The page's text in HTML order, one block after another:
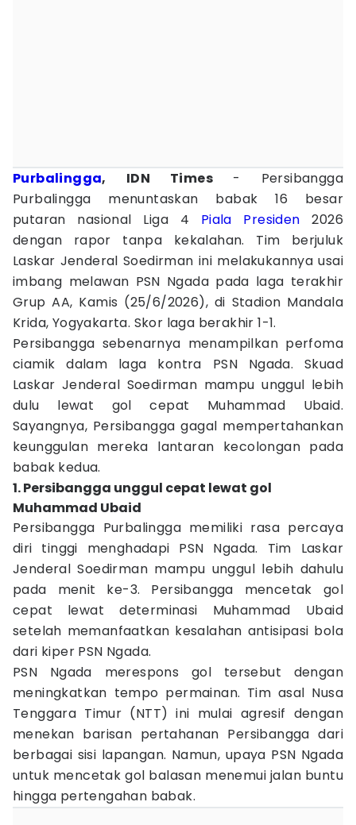
Purbalingga, IDN Times - Persibangga
Purbalingga menuntaskan babak 16 besar
putaran nasional Liga 4 Piala Presiden 2026
dengan rapor tanpa kekalahan. Tim berjuluk
Laskar Jenderal Soedirman ini melakukannya usai
imbang melawan PSN Ngada pada laga terakhir
Grup AA, Kamis (25/6/2026), di Stadion Mandala
Krida, Yogyakarta. Skor laga berakhir 1-1.
Persibangga sebenarnya menampilkan perfoma
ciamik dalam laga kontra PSN Ngada. Skuad
Laskar Jenderal Soedirman mampu unggul lebih
dulu lewat gol cepat Muhammad Ubaid.
Sayangnya, Persibangga gagal mempertahankan
keunggulan mereka lantaran kecolongan pada
babak kedua.
1. Persibangga unggul cepat lewat gol
Muhammad Ubaid
Persibangga Purbalingga memiliki rasa percaya
diri tinggi menghadapi PSN Ngada. Tim Laskar
Jenderal Soedirman mampu unggul lebih dahulu
pada menit ke-3. Persibangga mencetak gol
cepat lewat determinasi Muhammad Ubaid
setelah memanfaatkan kesalahan antisipasi bola
dari kiper PSN Ngada.
PSN Ngada merespons gol tersebut dengan
meningkatkan tempo permainan. Tim asal Nusa
Tenggara Timur (NTT) ini mulai agresif dengan
menekan barisan pertahanan Persibangga dari
berbagai sisi lapangan. Namun, upaya PSN Ngada
untuk mencetak gol balasan menemui jalan buntu
hingga pertengahan babak.